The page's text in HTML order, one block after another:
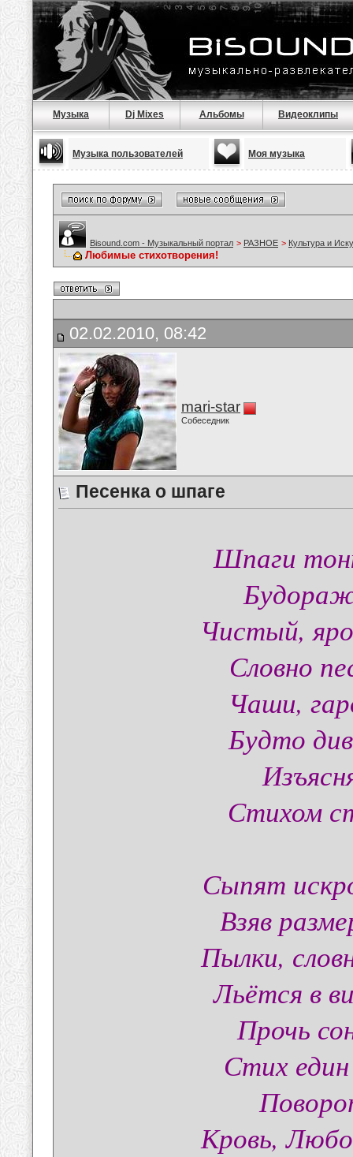
Музыка Dj Mixes Альбомы Видеоклипы
Музыка пользователей Моя музыка
Bisound.com - Музыкальный портал > РАЗНОЕ > Культура и
Любимые стихотворения!
02.02.2010, 08:42
mari-star
Собеседник
Песенка о шпаге
Шпаги
Чистый,
Словно
Чаши,
Будто
Стихом
Сыпят
Взяв
Пылки,
Льётся в
Прочь
Стих
Кровь,